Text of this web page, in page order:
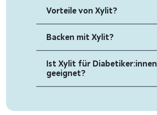
Vorteile von Xylit?
Backen mit Xylit?
Ist Xylit für Diabetiker:innen
geeignet?